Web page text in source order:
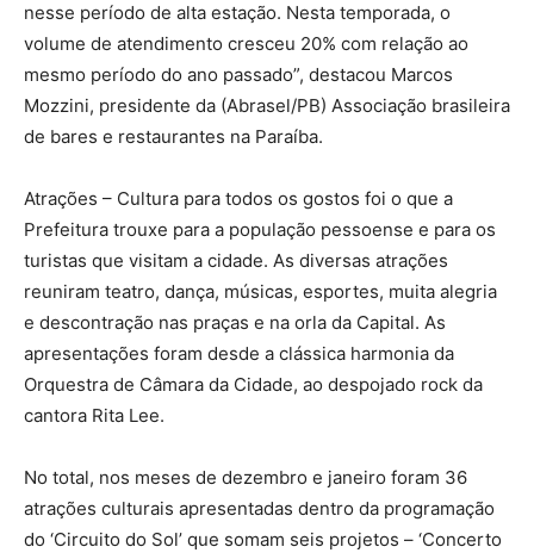
nesse período de alta estação. Nesta temporada, o
volume de atendimento cresceu 20% com relação ao
mesmo período do ano passado”, destacou Marcos
Mozzini, presidente da (Abrasel/PB) Associação brasileira
de bares e restaurantes na Paraíba.
Atrações – Cultura para todos os gostos foi o que a
Prefeitura trouxe para a população pessoense e para os
turistas que visitam a cidade. As diversas atrações
reuniram teatro, dança, músicas, esportes, muita alegria
e descontração nas praças e na orla da Capital. As
apresentações foram desde a clássica harmonia da
Orquestra de Câmara da Cidade, ao despojado rock da
cantora Rita Lee.
No total, nos meses de dezembro e janeiro foram 36
atrações culturais apresentadas dentro da programação
do ‘Circuito do Sol’ que somam seis projetos – ‘Concerto